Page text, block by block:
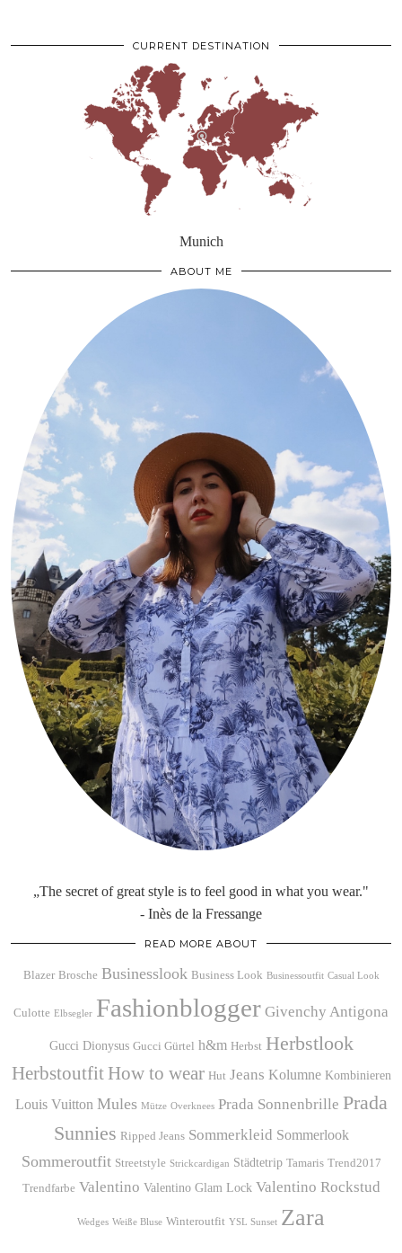
CURRENT DESTINATION
Munich
ABOUT ME
„The secret of great style is to feel good in what you wear."
- Inès de la Fressange
READ MORE ABOUT
Blazer Brosche Businesslook Business Look Businessoutfit Casual Look
Culotte Elbsegler Fashionblogger Givenchy Antigona
Gucci Dionysus Gucci Gürtel h&m Herbst Herbstlook
Herbstoutfit How to wear Hut Jeans Kolumne Kombinieren
Louis Vuitton Mules Mütze Overknees Prada Sonnenbrille Prada
Sunnies Ripped Jeans Sommerkleid Sommerlook
Sommeroutfit Streetstyle Strickcardigan Städtetrip Tamaris Trend2017
Trendfarbe Valentino Valentino Glam Lock Valentino Rockstud
Wedges Weiße Bluse Winteroutfit YSL Sunset Zara